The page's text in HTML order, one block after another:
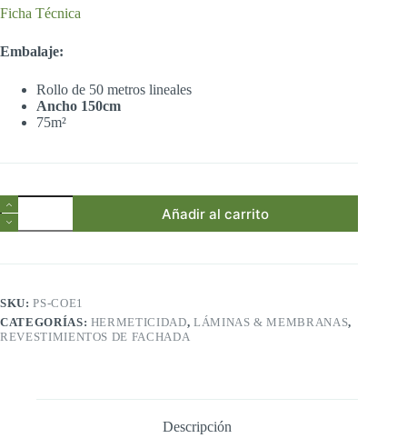
Ficha Técnica
Embalaje:
Rollo de 50 metros lineales
Ancho 150cm
75m²
PS
Corovin
Impermeable
transpirable
Añadir al carrito
SKU:PS-COE1
CATEGORÍAS: HERMETICIDAD, LÁMINAS & MEMBRANAS,
REVESTIMIENTOS DE FACHADA
Descripción